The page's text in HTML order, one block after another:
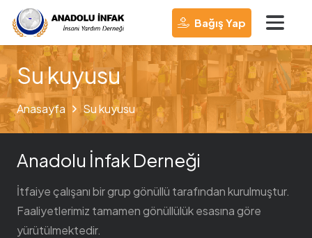
Bağış Yap
Su kuyusu
Anasayfa Su kuyusu
Anadolu İnfak Derneği
İtfaiye çalışanı bir grup gönüllü tarafından kurulmuştur.
Faaliyetlerimiz tamamen gönüllülük esasına göre
yürütülmektedir.